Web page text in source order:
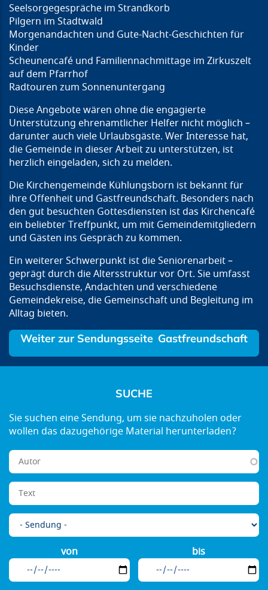
Seelsorgegespräche im Strandkorb
Pilgern im Stadtwald
Morgenandachten und Gute-Nacht-Geschichten für
Kinder
Scheunencafé und Familiennachmittage im Zirkuszelt
auf dem Pfarrhof
Radtouren zum Sonnenuntergang
Diese Angebote wären ohne die engagierte
Unterstützung ehrenamtlicher Helfer nicht möglich –
darunter auch viele Urlaubsgäste. Wer Interesse hat,
die Gemeinde in dieser Arbeit zu unterstützen, ist
herzlich eingeladen, sich zu melden.
Die Kirchengemeinde Kühlungsborn ist bekannt für
ihre Offenheit und Gastfreundschaft. Besonders nach
den gut besuchten Gottesdiensten ist das Kirchencafé
ein beliebter Treffpunkt, um mit Gemeindemitgliedern
und Gästen ins Gespräch zu kommen.
Ein weiterer Schwerpunkt ist die Seniorenarbeit –
geprägt durch die Altersstruktur vor Ort. Sie umfasst
Besuchsdienste, Andachten und verschiedene
Gemeindekreise, die Gemeinschaft und Begleitung im
Alltag bieten.
Gastfreundschaft
SUCHE
von bis